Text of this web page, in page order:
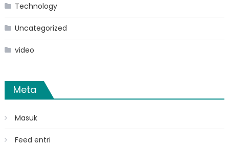
Technology
Uncategorized
video
Meta
Masuk
Feed entri